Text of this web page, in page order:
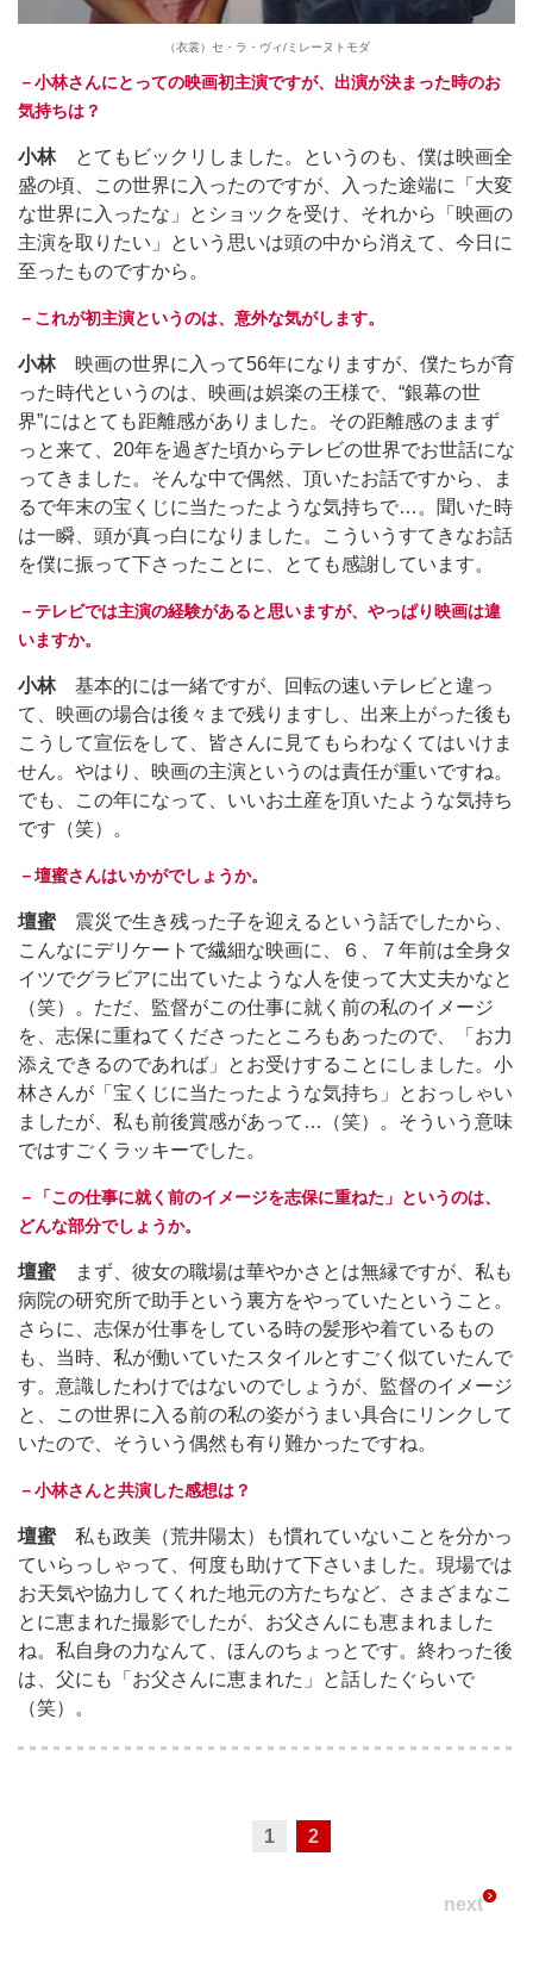
（衣裳）セ・ラ・ヴィ/ミレーヌトモダ
－小林さんにとっての映画初主演ですが、出演が決まった時のお
気持ちは？
小林とてもビックリしました。というのも、僕は映画全
盛の頃、この世界に入ったのですが、入った途端に「大変
な世界に入ったな」とショックを受け、それから「映画の
主演を取りたい」という思いは頭の中から消えて、今日に
至ったものですから。
－これが初主演というのは、意外な気がします。
小林映画の世界に入って56年になりますが、僕たちが育
った時代というのは、映画は娯楽の王様で、“銀幕の世
界”にはとても距離感がありました。その距離感のままず
っと来て、20年を過ぎた頃からテレビの世界でお世話にな
ってきました。そんな中で偶然、頂いたお話ですから、ま
るで年末の宝くじに当たったような気持ちで…。聞いた時
は一瞬、頭が真っ白になりました。こういうすてきなお話
を僕に振って下さったことに、とても感謝しています。
－テレビでは主演の経験があると思いますが、やっぱり映画は違
いますか。
小林基本的には一緒ですが、回転の速いテレビと違っ
て、映画の場合は後々まで残りますし、出来上がった後も
こうして宣伝をして、皆さんに見てもらわなくてはいけま
せん。やはり、映画の主演というのは責任が重いですね。
でも、この年になって、いいお土産を頂いたような気持ち
です（笑）。
－壇蜜さんはいかがでしょうか。
壇蜜震災で生き残った子を迎えるという話でしたから、
こんなにデリケートで繊細な映画に、６、７年前は全身タ
イツでグラビアに出ていたような人を使って大丈夫かなと
（笑）。ただ、監督がこの仕事に就く前の私のイメージ
を、志保に重ねてくださったところもあったので、「お力
添えできるのであれば」とお受けすることにしました。小
林さんが「宝くじに当たったような気持ち」とおっしゃい
ましたが、私も前後賞感があって…（笑）。そういう意味
ではすごくラッキーでした。
－「この仕事に就く前のイメージを志保に重ねた」というのは、
どんな部分でしょうか。
壇蜜まず、彼女の職場は華やかさとは無縁ですが、私も
病院の研究所で助手という裏方をやっていたということ。
さらに、志保が仕事をしている時の髪形や着ているもの
も、当時、私が働いていたスタイルとすごく似ていたんで
す。意識したわけではないのでしょうが、監督のイメージ
と、この世界に入る前の私の姿がうまい具合にリンクして
いたので、そういう偶然も有り難かったですね。
－小林さんと共演した感想は？
壇蜜私も政美（荒井陽太）も慣れていないことを分かっ
ていらっしゃって、何度も助けて下さいました。現場では
お天気や協力してくれた地元の方たちなど、さまざまなこ
とに恵まれた撮影でしたが、お父さんにも恵まれました
ね。私自身の力なんて、ほんのちょっとです。終わった後
は、父にも「お父さんに恵まれた」と話したぐらいで
（笑）。
1 2
next